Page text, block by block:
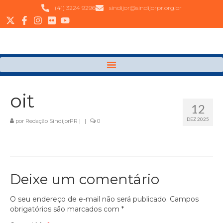
(41) 3224 9296 sindijor@sindijorpr.org.br
12
DEZ 2025
oit
por Redação SindijorPR | | 0
Deixe um comentário
O seu endereço de e-mail não será publicado. Campos
obrigatórios são marcados com *